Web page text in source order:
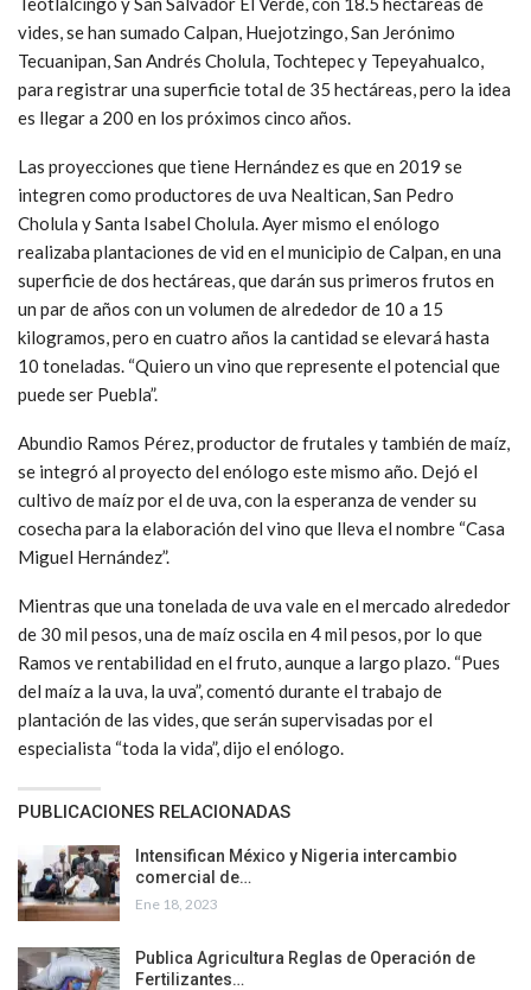
vides, se han sumado Calpan, Huejotzingo, San Jerónimo
Tecuanipan, San Andrés Cholula, Tochtepec y Tepeyahualco,
para registrar una superficie total de 35 hectáreas, pero la idea
es llegar a 200 en los próximos cinco años.
Las proyecciones que tiene Hernández es que en 2019 se
integren como productores de uva Nealtican, San Pedro
Cholula y Santa Isabel Cholula. Ayer mismo el enólogo
realizaba plantaciones de vid en el municipio de Calpan, en una
superficie de dos hectáreas, que darán sus primeros frutos en
un par de años con un volumen de alrededor de 10 a 15
kilogramos, pero en cuatro años la cantidad se elevará hasta
10 toneladas. “Quiero un vino que represente el potencial que
puede ser Puebla”.
Abundio Ramos Pérez, productor de frutales y también de maíz,
se integró al proyecto del enólogo este mismo año. Dejó el
cultivo de maíz por el de uva, con la esperanza de vender su
cosecha para la elaboración del vino que lleva el nombre “Casa
Miguel Hernández”.
Mientras que una tonelada de uva vale en el mercado alrededor
de 30 mil pesos, una de maíz oscila en 4 mil pesos, por lo que
Ramos ve rentabilidad en el fruto, aunque a largo plazo. “Pues
del maíz a la uva, la uva”, comentó durante el trabajo de
plantación de las vides, que serán supervisadas por el
especialista “toda la vida”, dijo el enólogo.
PUBLICACIONES RELACIONADAS
Intensifican México y Nigeria intercambio
comercial de…
Ene 18, 2023
Publica Agricultura Reglas de Operación de
Fertilizantes…